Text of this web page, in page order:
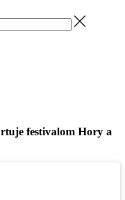
festivalom Hory a